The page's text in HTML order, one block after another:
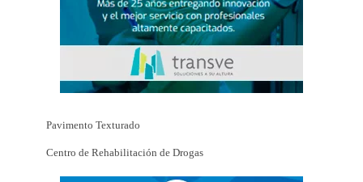
Pavimento Texturado
Centro de Rehabilitación de Drogas